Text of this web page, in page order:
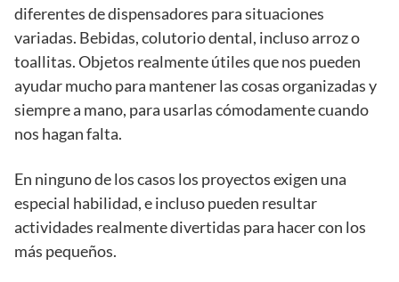
diferentes de dispensadores para situaciones
variadas. Bebidas, colutorio dental, incluso arroz o
toallitas. Objetos realmente útiles que nos pueden
ayudar mucho para mantener las cosas organizadas y
siempre a mano, para usarlas cómodamente cuando
nos hagan falta.
En ninguno de los casos los proyectos exigen una
especial habilidad, e incluso pueden resultar
actividades realmente divertidas para hacer con los
más pequeños.